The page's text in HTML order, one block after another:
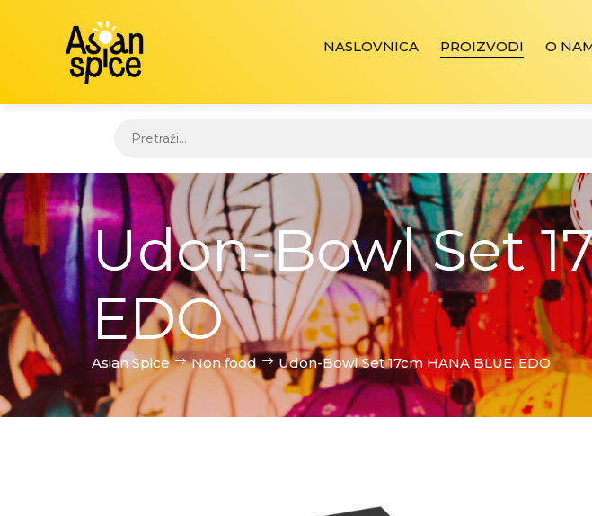
NASLOVNICA PROIZVODI O
Udon-Bowl Set
EDO
Asian Spice Non food Udon-Bowl Set 17cm HANA BLUE, EDO